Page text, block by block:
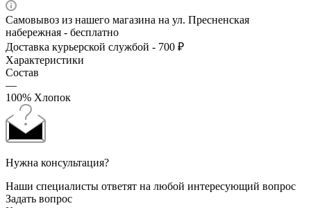
Самовывоз из нашего магазина на ул. Пресненская
набережная - бесплатно
Доставка курьерской службой - 700 ₽
Характеристики
Состав
—
100% Хлопок
Нужна консультация?
Наши специалисты ответят на любой интересующий вопрос
Задать вопрос